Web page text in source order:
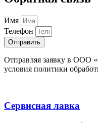
Имя
Телефон
Отправить
Отправляя заявку в ООО
условия политики
Сервисная лавка